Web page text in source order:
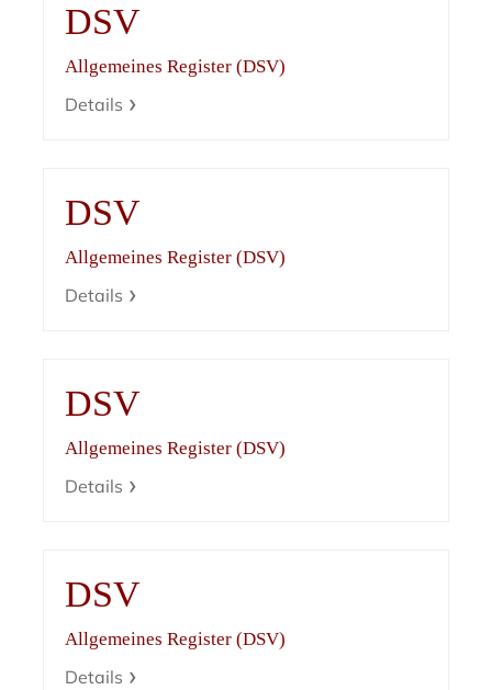
DSV
Allgemeines Register (DSV)
Details
DSV
Allgemeines Register (DSV)
Details
DSV
Allgemeines Register (DSV)
Details
DSV
Allgemeines Register (DSV)
Details